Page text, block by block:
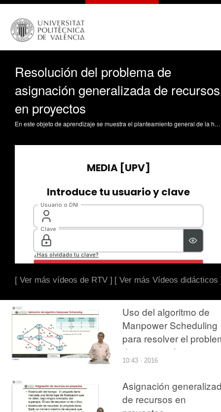
Resolución del problema de
asignación generalizada de recursos
en proyectos
En este objeto de aprendizaje se muestra el planteamiento general de la heurística de Manpower scheduling aplicada a la resolución del problema de planificación de proyectos a capacidad finita Andrés Romano, C. (2016). Resolución del problema de asignación generalizada de recursos en proyectos. https://riunet.upv.es/handle/10251/66611 DER
[ Ver más vídeos de RTV ] [ Ver más Vídeos didácticos
Uso del algoritmo de
Manpower Scheduling
para resolver el
de asignación
generalizada de
10:43 · 2016
Asignación
de recursos en